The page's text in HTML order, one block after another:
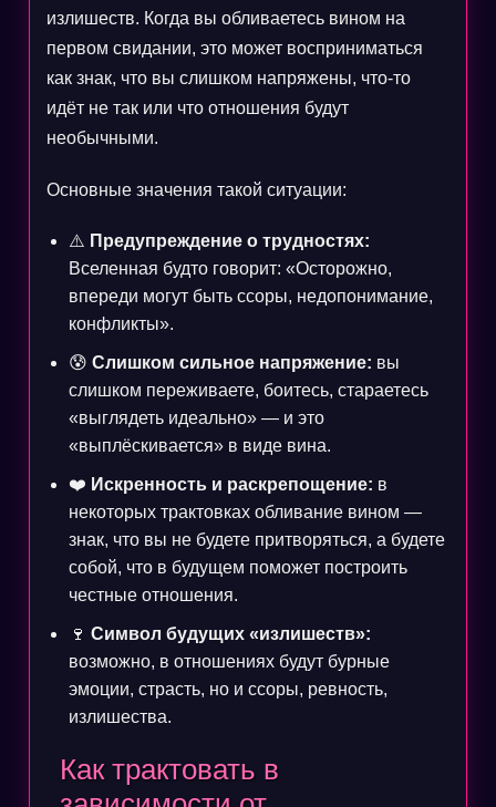
излишеств. Когда вы обливаетесь вином на
первом свидании, это может восприниматься
как знак, что вы слишком напряжены, что-то
идёт не так или что отношения будут
необычными.
Основные значения такой ситуации:
⚠️ Предупреждение о трудностях:
Вселенная будто говорит: «Осторожно,
впереди могут быть ссоры, недопонимание,
конфликты».
😰 Слишком сильное напряжение: вы
слишком переживаете, боитесь, стараетесь
«выглядеть идеально» — и это
«выплёскивается» в виде вина.
❤️ Искренность и раскрепощение: в
некоторых трактовках обливание вином —
знак, что вы не будете притворяться, а будете
собой, что в будущем поможет построить
честные отношения.
🍷 Символ будущих «излишеств»:
возможно, в отношениях будут бурные
эмоции, страсть, но и ссоры, ревность,
излишества.
Как трактовать в